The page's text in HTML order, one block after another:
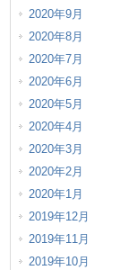
2020年9月
2020年8月
2020年7月
2020年6月
2020年5月
2020年4月
2020年3月
2020年2月
2020年1月
2019年12月
2019年11月
2019年10月